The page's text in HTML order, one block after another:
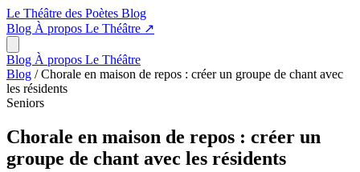
Le Théâtre des Poètes Blog
Blog À propos Le Théâtre ↗
Blog À propos Le Théâtre
Blog / Chorale en maison de repos : créer un groupe de chant avec
les résidents
Seniors
Chorale en maison de repos : créer un
groupe de chant avec les résidents